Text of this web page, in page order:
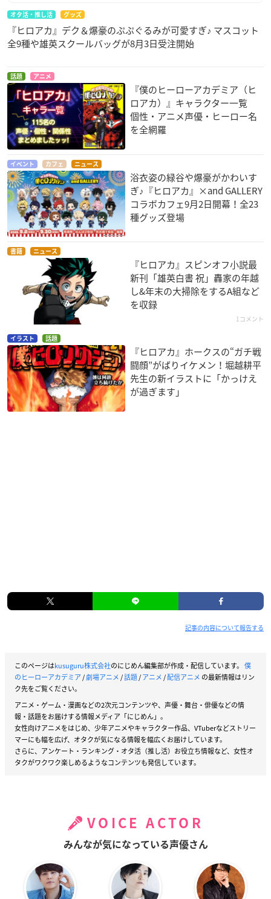
オタ活・推し活 グッズ
『ヒロアカ』デク＆爆豪のぷぷぐるみが可愛すぎ♪ マスコット
全9種や雄英スクールバッグが8月3日受注開始
話題 アニメ
『僕のヒーローアカデミア（ヒ
ロアカ）』キャラクター一覧
個性・アニメ声優・ヒーロー名
を全網羅
イベント カフェ ニュース
浴衣姿の緑谷や爆豪がかわいす
ぎ♪『ヒロアカ』×and GALLERY
コラボカフェ9月2日開幕！全23
種グッズ登場
書籍 ニュース
『ヒロアカ』スピンオフ小説最
新刊「雄英白書 祝」轟家の年越
し&年末の大掃除をするA組など
を収録
1コメント
イラスト 話題
『ヒロアカ』ホークスの“ガチ戦
闘顔”がばりイケメン！堀越耕平
先生の新イラストに「かっけえ
が過ぎます」
記事の内容について報告する
このページはkusuguru株式会社のにじめん編集部が作成・配信しています。 僕
のヒーローアカデミア/劇場アニメ/話題/アニメ/配信アニメ の最新情報はリン
ク先をご覧ください。
アニメ・ゲーム・漫画などの2次元コンテンツや、声優・舞台・俳優などの情
報・話題をお届けする情報メディア「にじめん」。
女性向けアニメをはじめ、少年アニメやキャラクター作品、VTuberなどストリー
マーにも幅を広げ、オタクが気になる情報を幅広くお届けしています。
さらに、アンケート・ランキング・オタ活（推し活）お役立ち情報など、女性オ
タクがワクワク楽しめるようなコンテンツも発信しています。
VOICE ACTOR
みんなが気になっている声優さん